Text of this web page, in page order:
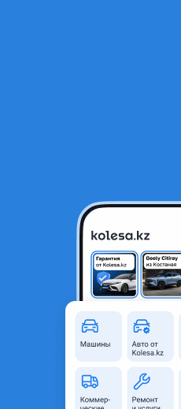
Mercedes-Benz E 220 1994 года
Объявление находится в